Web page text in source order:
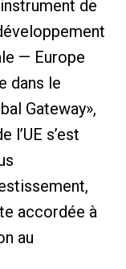
de
— Europe
dans le
Gateway»,
l’UE s’est
accordée à
au